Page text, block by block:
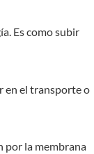
Es como subir
en el transporte o
por la membrana